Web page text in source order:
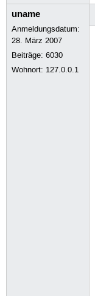
uname
Anmeldungsdatum:
28. März 2007
Beiträge:6030
Wohnort: 127.0.0.1